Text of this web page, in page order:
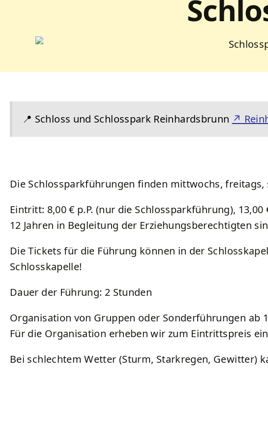
📍 Schloss und Schlosspark Reinhardsbrunn ↗
Die Schlossparkführungen finden mittwochs,
Eintritt: 8,00 € p.P. (nur die Schlossparkführung),
12 Jahren in Begleitung der Erziehungsberechtigten
Die Tickets für die Führung können in der
Schlosskapelle!
Dauer der Führung: 2 Stunden
Organisation von Gruppen oder Sonderführungen ab
Für die Organisation erheben wir zum Eintrittspreis
Bei schlechtem Wetter (Sturm, Starkregen, Gewitter)